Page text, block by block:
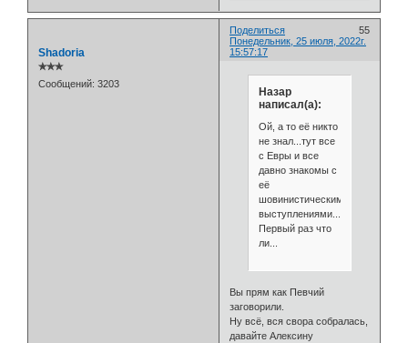
Поделиться
55
Понедельник, 25 июля, 2022г.
15:57:17
Shadoria
✯✯✯
Сообщений: 3203
Назар
написал(а):
Ой, а то её никто
не знал...тут все
с Евры и все
давно знакомы с
её
шовинистическими
выступлениями...
Первый раз что
ли...
Вы прям как Певчий
заговорили.
Ну всё, вся свора собралась,
давайте Алексину